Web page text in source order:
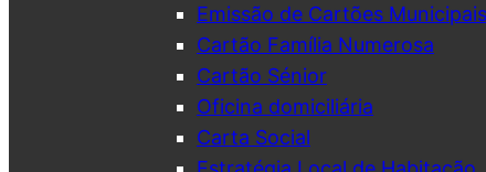
Emissão de Cartões
Cartão Família Numerosa
Cartão Sénior
Oficina domiciliária
Carta Social